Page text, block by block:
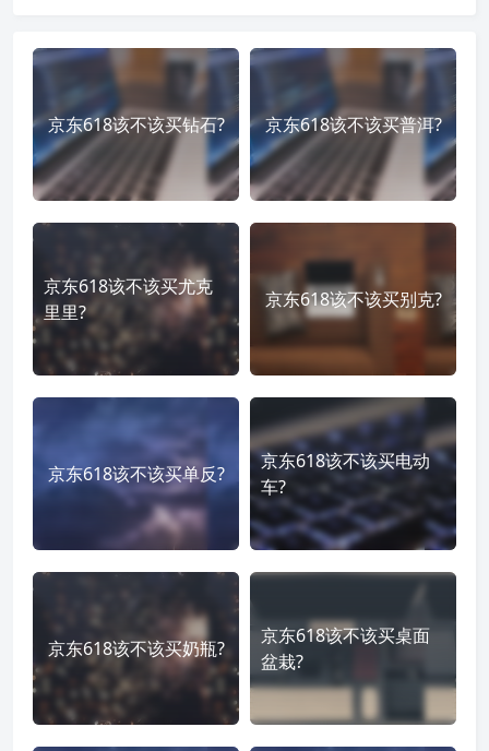
京东618该不该买钻石? 京东618该不该买普洱?
京东618该不该买尤克
里里?
京东618该不该买别克?
京东618该不该买单反?
京东618该不该买电动
车?
京东618该不该买奶瓶?
京东618该不该买桌面
盆栽?